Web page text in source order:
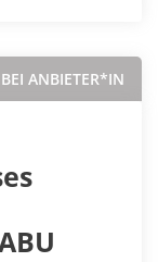
ANBIETER*IN